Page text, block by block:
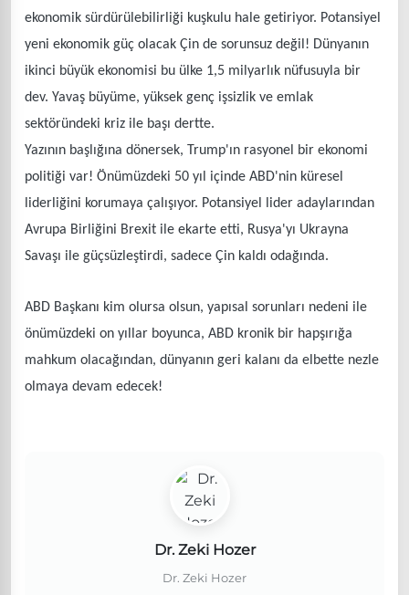
ekonomik sürdürülebilirliği kuşkulu hale getiriyor. Potansiyel
yeni ekonomik güç olacak Çin de sorunsuz değil! Dünyanın
ikinci büyük ekonomisi bu ülke 1,5 milyarlık nüfusuyla bir
dev. Yavaş büyüme, yüksek genç işsizlik ve emlak
sektöründeki kriz ile başı dertte.
Yazının başlığına dönersek, Trump'ın rasyonel bir ekonomi
politiği var! Önümüzdeki 50 yıl içinde ABD'nin küresel
liderliğini korumaya çalışıyor. Potansiyel lider adaylarından
Avrupa Birliğini Brexit ile ekarte etti, Rusya'yı Ukrayna
Savaşı ile güçsüzleştirdi, sadece Çin kaldı odağında.
ABD Başkanı kim olursa olsun, yapısal sorunları nedeni ile
önümüzdeki on yıllar boyunca, ABD kronik bir hapşırığa
mahkum olacağından, dünyanın geri kalanı da elbette nezle
olmaya devam edecek!
Dr. Zeki Hozer
Dr. Zeki Hozer